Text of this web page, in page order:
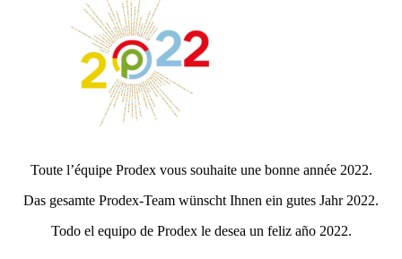
Toute l’équipe Prodex vous souhaite une bonne année 2022.
Das gesamte Prodex-Team wünscht Ihnen ein gutes Jahr 2022.
Todo el equipo de Prodex le desea un feliz año 2022.